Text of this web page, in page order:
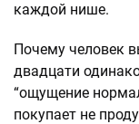
каждой нише.
Почему человек
двадцати
“ощущение
покупает не